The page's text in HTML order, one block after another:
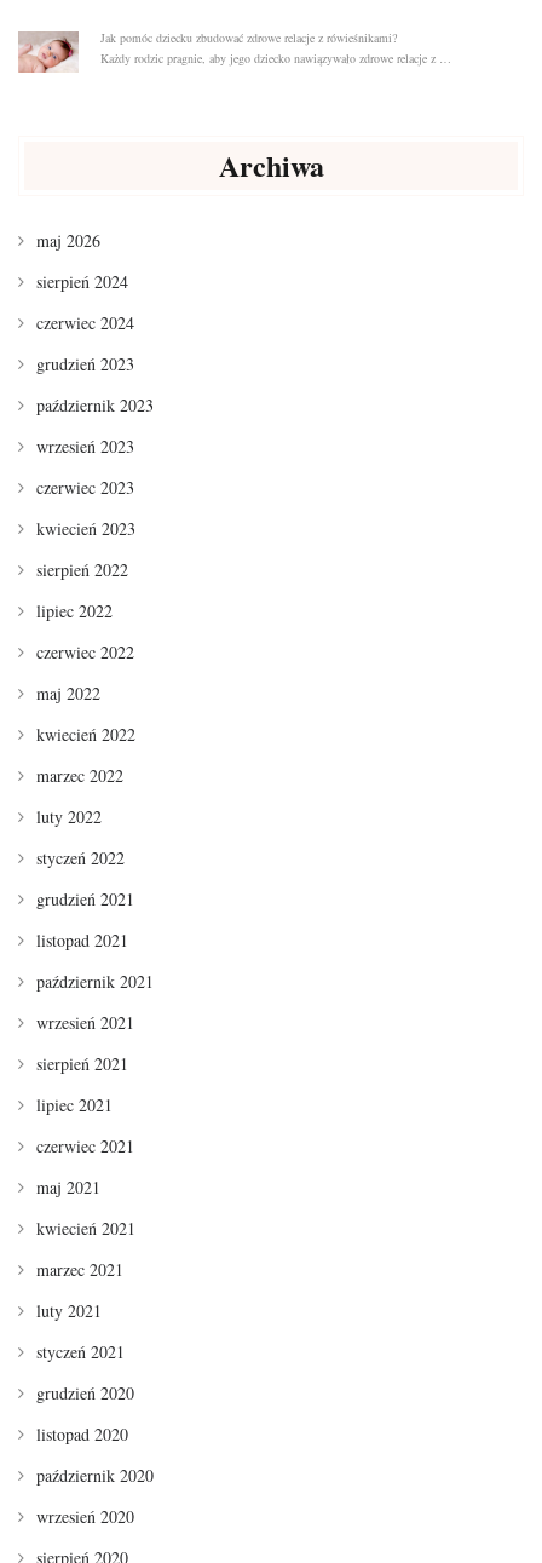
Jak pomóc dziecku zbudować zdrowe relacje z rówieśnikami?
Każdy rodzic pragnie, aby jego dziecko nawiązywało zdrowe relacje z …
Archiwa
maj 2026
sierpień 2024
czerwiec 2024
grudzień 2023
październik 2023
wrzesień 2023
czerwiec 2023
kwiecień 2023
sierpień 2022
lipiec 2022
czerwiec 2022
maj 2022
kwiecień 2022
marzec 2022
luty 2022
styczeń 2022
grudzień 2021
listopad 2021
październik 2021
wrzesień 2021
sierpień 2021
lipiec 2021
czerwiec 2021
maj 2021
kwiecień 2021
marzec 2021
luty 2021
styczeń 2021
grudzień 2020
listopad 2020
październik 2020
wrzesień 2020
sierpień 2020